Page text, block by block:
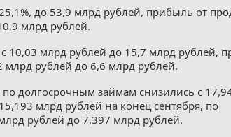
до 53,9 млрд рублей, прибыль от
млрд рублей.
10,03 млрд рублей до 15,7 млрд рублей,
млрд рублей до 6,6 млрд рублей.
по долгосрочным займам снизились с
млрд рублей на конец сентября, по
рублей до 7,397 млрд рублей.